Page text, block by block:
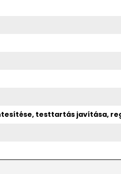
testtartás javítása,